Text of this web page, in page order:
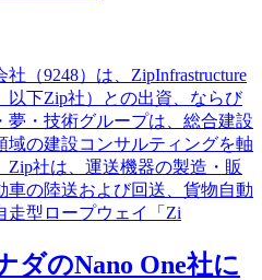
（9248）は、ZipInfrastructure
以下Zip社）との出資、ならび
夢・技術グループは、総合建設
域の建設コンサルティングを軸
Zip社は、運送機器の製造・販
の陸送および回送、貨物自動
走型ロープウェイ「Zi
ダのNano One社に